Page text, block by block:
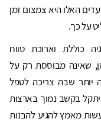
האלו היא צמצום זמן
על כך.
כוללת וארוכת טווח
שאינה מבוססת רק על
יותר שבה צריכה לטפל
בקשב נמוך בארצות
מאמץ להגיע להבנות